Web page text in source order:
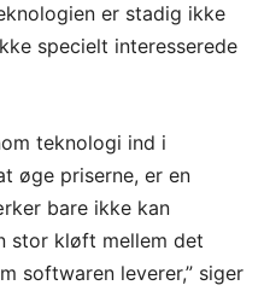
er stadig ikke
specielt interesserede
teknologi ind i
øge priserne, er en
bare ikke kan
stor kløft mellem det
softwaren leverer,” siger